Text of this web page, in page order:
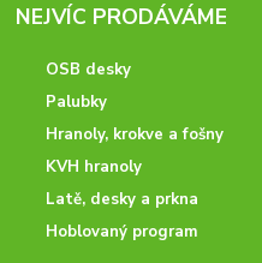
NEJVÍC PRODÁVÁME
OSB desky
Palubky
Hranoly, krokve a fošny
KVH hranoly
Latě, desky a prkna
Hoblovaný program